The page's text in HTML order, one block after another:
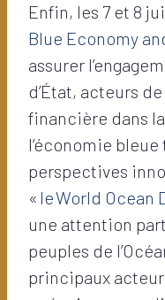
Enfin, les 7 et 8
Blue Economy
assurer
d’État, acteurs
financière dans
l’économie
perspectives
« le World Ocean
une attention
peuples de
principaux